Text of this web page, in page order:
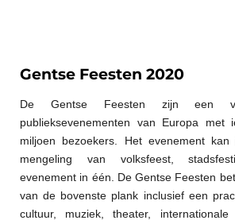
Gentse Feesten 2020
De Gentse Feesten zijn een
publieksevenementen van Europa
miljoen bezoekers. Het evenement
mengeling van volksfeest,
evenement in één. De Gentse Feesten
van de bovenste plank inclusief een
cultuur, muziek, theater, internationale